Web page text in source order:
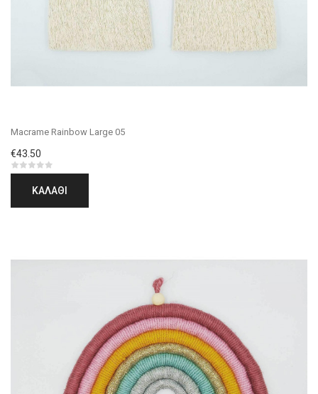
Macrame Rainbow Large 05
€43.50
ΚΑΛΆΘΙ